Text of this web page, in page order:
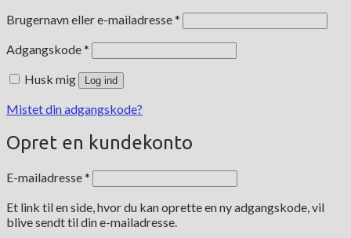
Brugernavn eller e-mailadresse*
Adgangskode*
Husk mig Log ind
Mistet din adgangskode?
Opret en kundekonto
E-mailadresse* Påkrævet
Et link til en side, hvor du kan oprette en ny adgangskode, vil
blive sendt til din e-mailadresse.